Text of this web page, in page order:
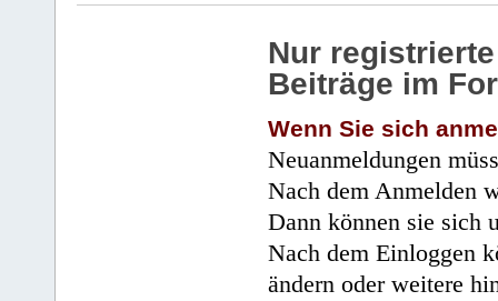
Nur
Beiträge im
Wenn Sie sich
Neuanmeldungen
Nach dem Anmelden
Dann können sie sich
Nach dem Einloggen
ändern oder weitere